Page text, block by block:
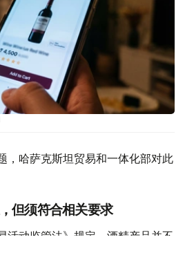
，哈萨克斯坦贸易和一体化部对此
但须符合相关要求
活动监管法》规定，酒精产品并不